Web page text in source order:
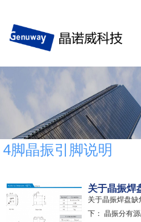
4脚晶振引脚说明
关于晶振焊
关于晶振焊盘
下： 晶振分有